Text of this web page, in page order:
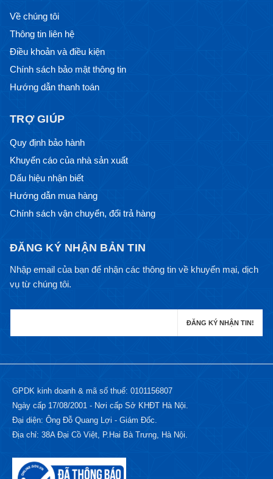
Về chúng tôi
Thông tin liên hệ
Điều khoản và điều kiện
Chính sách bảo mật thông tin
Hướng dẫn thanh toán
TRỢ GIÚP
Quy định bảo hành
Khuyến cáo của nhà sản xuất
Dấu hiệu nhận biết
Hướng dẫn mua hàng
Chính sách vận chuyển, đổi trả hàng
ĐĂNG KÝ NHẬN BẢN TIN
Nhập email của bạn để nhận các thông tin về khuyến mại, dịch
vụ từ chúng tôi.
GPDK kinh doanh & mã số thuế: 0101156807
Ngày cấp 17/08/2001 - Nơi cấp Sở KHĐT Hà Nội.
Đại diện: Ông Đỗ Quang Lợi - Giám Đốc.
Địa chỉ: 38A Đại Cồ Việt, P.Hai Bà Trưng, Hà Nội.